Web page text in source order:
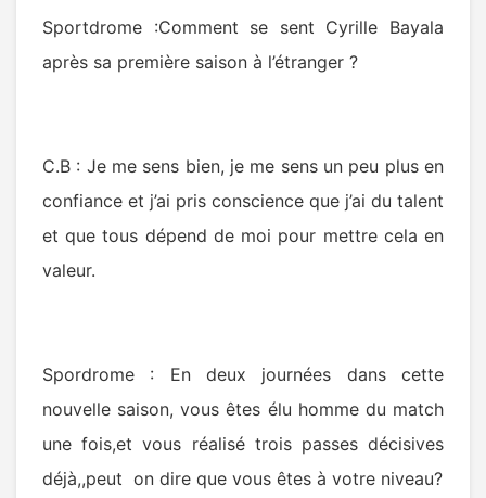
Sportdrome :Comment se sent Cyrille Bayala
après sa première saison à l’étranger ?
C.B : Je me sens bien, je me sens un peu plus en
confiance et j’ai pris conscience que j’ai du talent
et que tous dépend de moi pour mettre cela en
valeur.
Spordrome : En deux journées dans cette
nouvelle saison, vous êtes élu homme du match
une fois,et vous réalisé trois passes décisives
déjà,,peut on dire que vous êtes à votre niveau?